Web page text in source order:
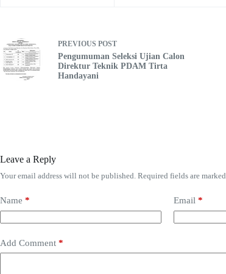
PREVIOUS POST
Pengumuman Seleksi Ujian Calon
Direktur Teknik PDAM Tirta
Handayani
Leave a Reply
Your email address will not be published. Required fields are marked
Name * Email *
Add Comment *